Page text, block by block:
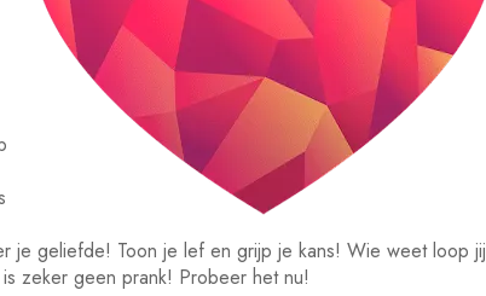
je geliefde! Toon je lef en grijp je kans! Wie weet loop jij
zeker geen prank! Probeer het nu!